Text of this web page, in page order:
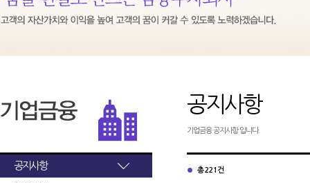
공지사항
공지사항
기업금융 공지사항 입니다.
총 221건